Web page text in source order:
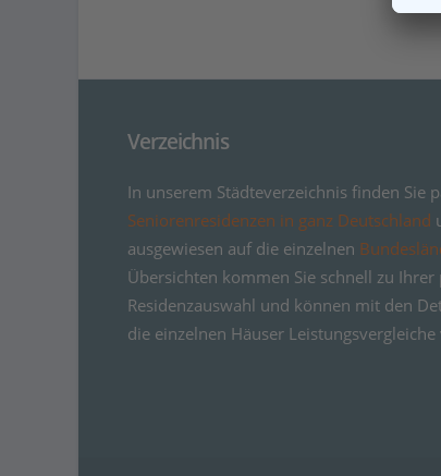
Verzeichnis
In unserem Städteverzeichnis finden Sie
Seniorenresidenzen in ganz Deutschland
ausgewiesen auf die einzelnen
Übersichten kommen Sie schnell zu Ihrer
Residenzauswahl und können mit den
die einzelnen Häuser